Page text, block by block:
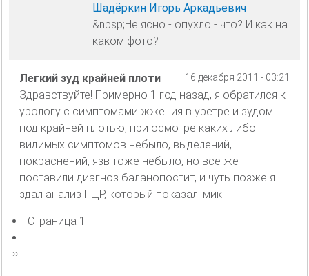
Шадёркин Игорь Аркадьевич
&nbsp;Не ясно - опухло - что? И как на
каком фото?
16 декабря 2011 - 03:21
Легкий зуд крайней плоти
Здравствуйте! Примерно 1 год назад, я обратился к
урологу с симптомами жжения в уретре и зудом
под крайней плотью, при осмотре каких либо
видимых симптомов небыло, выделений,
покраснений, язв тоже небыло, но все же
поставили диагноз баланопостит, и чуть позже я
здал анализ ПЦР, который показал: мик
Нумерация
страниц
Страница 1
Следующая
››